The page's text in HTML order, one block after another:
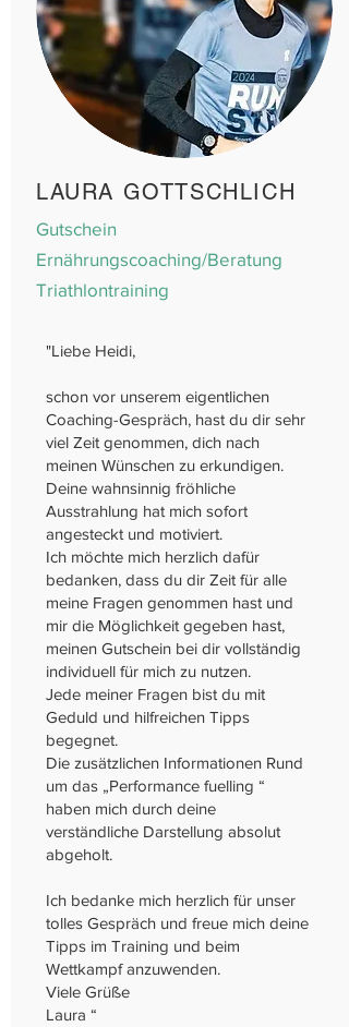
LAURA GOTTSCHLICH
Gutschein
Ernährungscoaching/Beratung
Triathlontraining
"Liebe Heidi,
schon vor unserem eigentlichen
Coaching-Gespräch, hast du dir sehr
viel Zeit genommen, dich nach
meinen Wünschen zu erkundigen.
Deine wahnsinnig fröhliche
Ausstrahlung hat mich sofort
angesteckt und motiviert.
Ich möchte mich herzlich dafür
bedanken, dass du dir Zeit für alle
meine Fragen genommen hast und
mir die Möglichkeit gegeben hast,
meinen Gutschein bei dir vollständig
individuell für mich zu nutzen.
Jede meiner Fragen bist du mit
Geduld und hilfreichen Tipps
begegnet.
Die zusätzlichen Informationen Rund
um das „Performance fuelling “
haben mich durch deine
verständliche Darstellung absolut
abgeholt.
Ich bedanke mich herzlich für unser
tolles Gespräch und freue mich deine
Tipps im Training und beim
Wettkampf anzuwenden.
Viele Grüße
Laura “